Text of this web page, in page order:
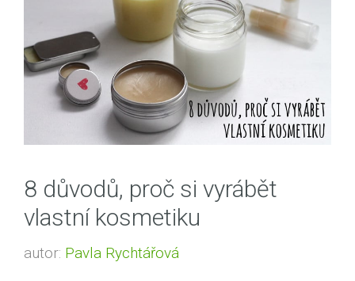
8 důvodů, proč si vyrábět
vlastní kosmetiku
autor: Pavla Rychtářová